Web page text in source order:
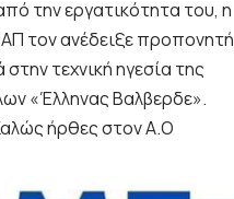
την εργατικότητα του, η
τον ανέδειξε προπονητή
τεχνική ηγεσία της
«Έλληνας Βαλβερδε».
ήρθες στον Α.Ο